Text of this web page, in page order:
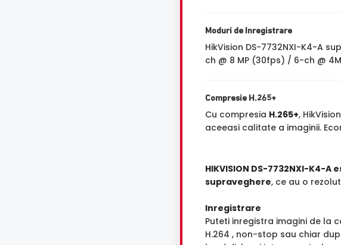
Moduri de Inregistrare
HikVision DS-7732NXI-K4-A
ch @ 8 MP (30fps) / 6-ch @
Compresie H.265+
Cu compresia H.265+,
aceeasi calitate a imaginii.
HIKVISION DS-7732NXI-K4-A
supraveghere, ce au o
Inregistrare
Puteti inregistra imagini de la
H.264 , non-stop sau chiar